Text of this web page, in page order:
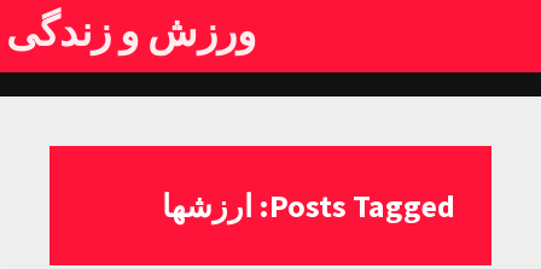
ورزش و زندگی
Posts Tagged: ارزشها